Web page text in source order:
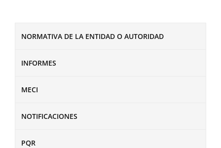
NORMATIVA DE LA ENTIDAD O AUTORIDAD
INFORMES
MECI
NOTIFICACIONES
PQR